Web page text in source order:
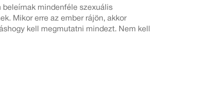
mindenféle szexuális
Mikor erre az ember rájön, akkor
kell megmutatni mindezt. Nem kell